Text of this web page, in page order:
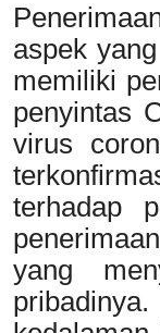
aspek
memiliki
penyintas
virus
terhadap
yang